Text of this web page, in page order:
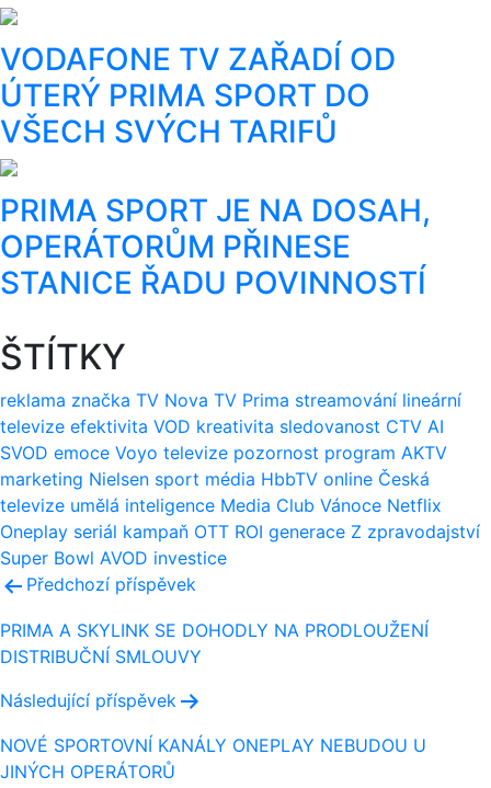
VODAFONE TV ZAŘADÍ OD
ÚTERÝ PRIMA SPORT DO
VŠECH SVÝCH TARIFŮ
PRIMA SPORT JE NA DOSAH,
OPERÁTORŮM PŘINESE
STANICE ŘADU POVINNOSTÍ
ŠTÍTKY
reklama značka TV Nova TV Prima streamování lineární
televize efektivita VOD kreativita sledovanost CTV AI
SVOD emoce Voyo televize pozornost program AKTV
marketing Nielsen sport média HbbTV online Česká
televize umělá inteligence Media Club Vánoce Netflix
Oneplay seriál kampaň OTT ROI generace Z zpravodajství
Super Bowl AVOD investice
Navigace
pro
příspěvek
Předchozí příspěvek
PRIMA A SKYLINK SE DOHODLY NA PRODLOUŽENÍ
DISTRIBUČNÍ SMLOUVY
Následující příspěvek
NOVÉ SPORTOVNÍ KANÁLY ONEPLAY NEBUDOU U
JINÝCH OPERÁTORŮ